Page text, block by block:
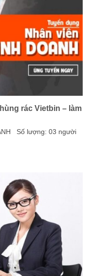
rác Vietbin – làm
Số lượng: 03 người